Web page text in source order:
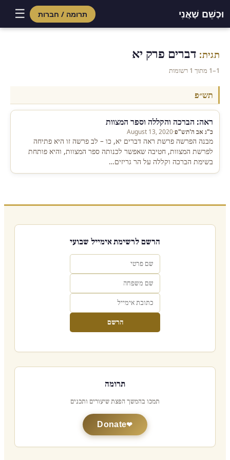
וּכְשֵׁם שֶׁאֲנִי תרומה / חברות ☰
תגית: דברים פרק יא
1–1 מתוך 1 רשומות
תש״פ
ראה: הברכה והקללה וספר המצוות
כ"ג אב ה'תש"פ·
August 13, 2020
מבנה הפרשה פרשת ראה דברים יא, כו – לב פרשה זו היא פתיחה
לפרשת המצוות, חטיבה שאפשר לכנותה ספר המצוות, והיא פותחת
בשימת הברכה וקללה על הר גריזים…
הרשם לרשימת אימייל שבועי
הרשם
תרומה
תמכו בהמשך הפצת שיעורים ותכנים
Donate